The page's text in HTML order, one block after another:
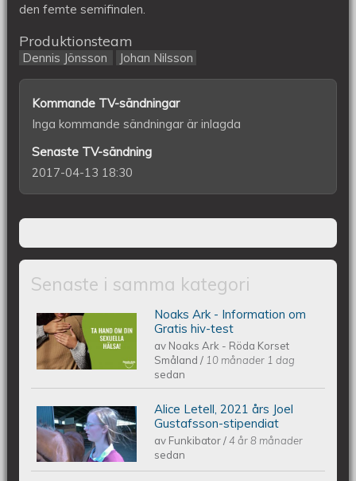
den femte semifinalen.
Produktionsteam
Dennis Jönsson Johan Nilsson
Kommande TV-sändningar
Inga kommande sändningar är inlagda
Senaste TV-sändning
2017-04-13 18:30
Senaste i samma kategori
Noaks Ark - Information på 6 språk
Noaks Ark - Information om
Gratis hiv-test
av Noaks Ark - Röda Korset
Småland/ 10 månader 1 dag
sedan
Alice Letell är årets Joel Gustafsson-
stipendiat
Alice Letell, 2021 års Joel
Gustafsson-stipendiat
av Funkibator/4 år 8 månader
sedan